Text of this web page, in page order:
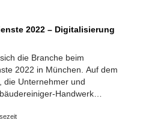
2022 – Digitalisierung
die Branche beim
2022 in München. Auf dem
die Unternehmer und
Handwerk